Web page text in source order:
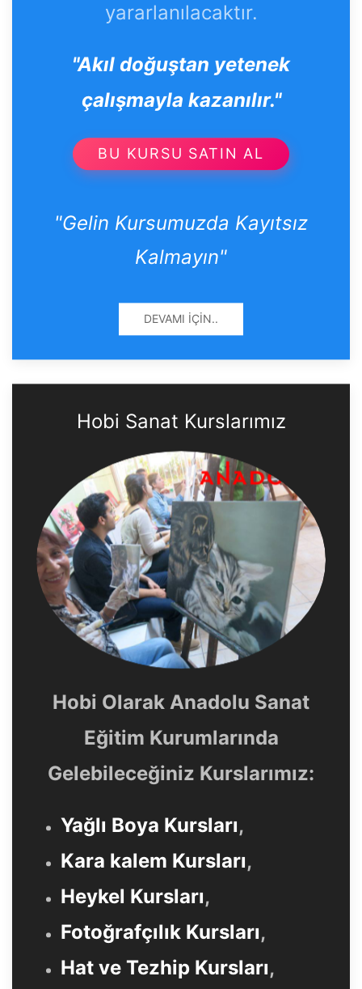
yararlanılacaktır.
"Akıl doğuştan yetenek
çalışmayla kazanılır."
BU KURSU SATIN AL
"Gelin Kursumuzda Kayıtsız
Kalmayın"
DEVAMI İÇIN..
Hobi Sanat Kurslarımız
Hobi Olarak Anadolu Sanat
Eğitim Kurumlarında
Gelebileceğiniz Kurslarımız:
Yağlı Boya Kursları,
Kara kalem Kursları,
Heykel Kursları,
Fotoğrafçılık Kursları,
Hat ve Tezhip Kursları,